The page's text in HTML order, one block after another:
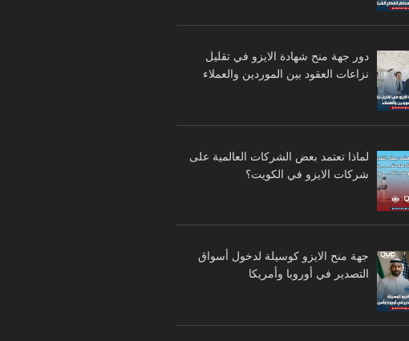
دور جهة منح شهادة الايزو في تقليل
نزاعات العقود بين الموردين والعملاء
لماذا تعتمد بعض الشركات العالمية على
شركات الايزو في الكويت؟
جهة منح الايزو كوسيلة لدخول أسواق
التصدير في أوروبا وأمريكا